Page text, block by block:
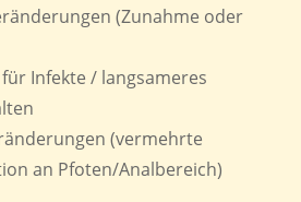
(Zunahme oder
Infekte / langsameres
(vermehrte
an Pfoten/Analbereich)